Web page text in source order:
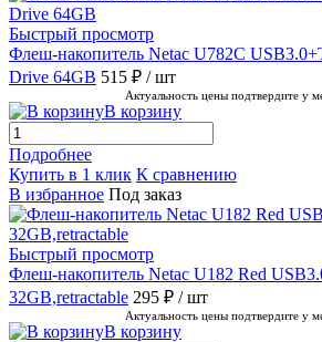
Быстрый просмотр
Флеш-накопитель Netac U782C
Drive 64GB 515 ₽ / шт
Актуальность цены подтвердите у
В корзину
Подробнее
Купить в 1 клик К сравнению
В избранное Под заказ
Быстрый просмотр
Флеш-накопитель Netac U182 Red
32GB,retractable 295 ₽ / шт
Актуальность цены подтвердите у
В корзину